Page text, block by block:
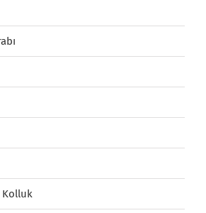
Kolluk